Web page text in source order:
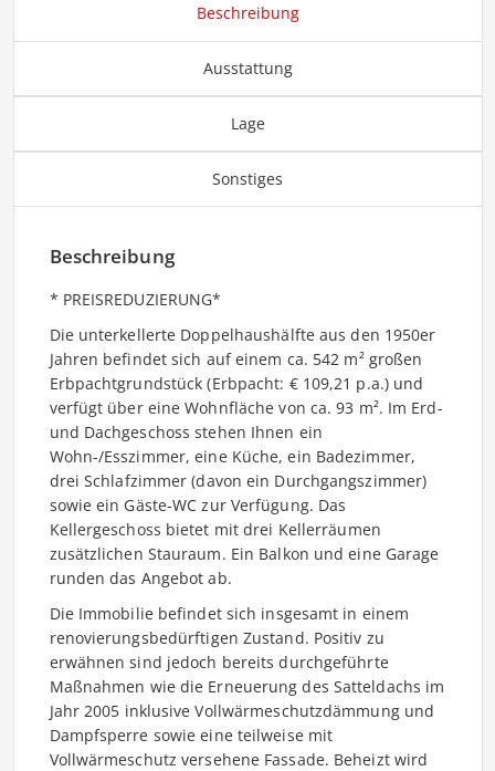
Beschreibung
Ausstattung
Lage
Sonstiges
Beschreibung
* PREISREDUZIERUNG*
Die unterkellerte Doppelhaushälfte aus den 1950er
Jahren befindet sich auf einem ca. 542 m² großen
Erbpachtgrundstück (Erbpacht: € 109,21 p.a.) und
verfügt über eine Wohnfläche von ca. 93 m². Im Erd-
und Dachgeschoss stehen Ihnen ein
Wohn-/Esszimmer, eine Küche, ein Badezimmer,
drei Schlafzimmer (davon ein Durchgangszimmer)
sowie ein Gäste-WC zur Verfügung. Das
Kellergeschoss bietet mit drei Kellerräumen
zusätzlichen Stauraum. Ein Balkon und eine Garage
runden das Angebot ab.
Die Immobilie befindet sich insgesamt in einem
renovierungsbedürftigen Zustand. Positiv zu
erwähnen sind jedoch bereits durchgeführte
Maßnahmen wie die Erneuerung des Satteldachs im
Jahr 2005 inklusive Vollwärmeschutzdämmung und
Dampfsperre sowie eine teilweise mit
Vollwärmeschutz versehene Fassade. Beheizt wird